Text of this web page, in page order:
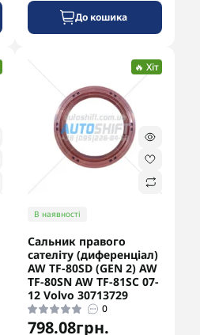
До кошика
🔥 Хіт
В наявності
Сальник правого
сателіту (диференціал)
AW TF-80SD (GEN 2) AW
TF-80SN AW TF-81SC 07-
12 Volvo 30713729
0
798.08грн.